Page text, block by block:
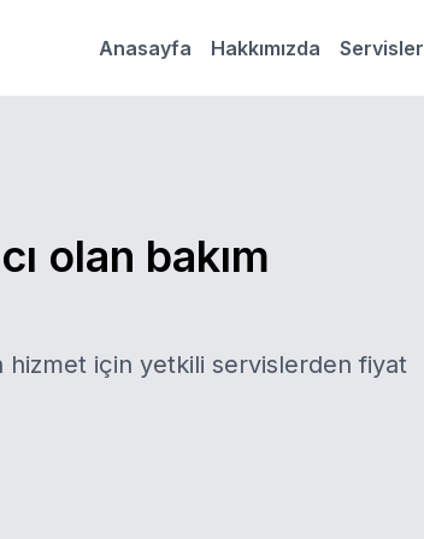
Anasayfa Hakkımızda Servisler
olan bakım
hizmet için yetkili servislerden fiyat